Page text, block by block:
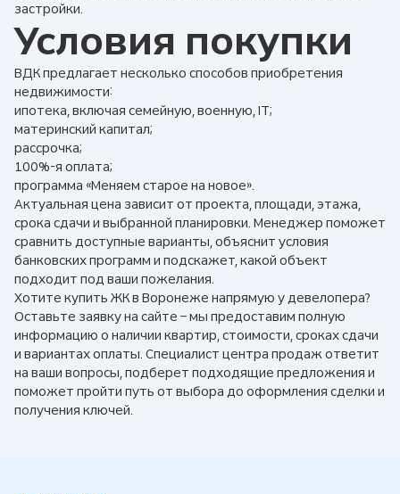
застройки.
Условия покупки
ВДК предлагает несколько способов приобретения
недвижимости:
ипотека, включая семейную, военную, IT;
материнский капитал;
рассрочка;
100%-я оплата;
программа «Меняем старое на новое».
Актуальная цена зависит от проекта, площади, этажа,
срока сдачи и выбранной планировки. Менеджер поможет
сравнить доступные варианты, объяснит условия
банковских программ и подскажет, какой объект
подходит под ваши пожелания.
Хотите купить ЖК в Воронеже напрямую у девелопера?
Оставьте заявку на сайте – мы предоставим полную
информацию о наличии квартир, стоимости, сроках сдачи
и вариантах оплаты. Специалист центра продаж ответит
на ваши вопросы, подберет подходящие предложения и
поможет пройти путь от выбора до оформления сделки и
получения ключей.